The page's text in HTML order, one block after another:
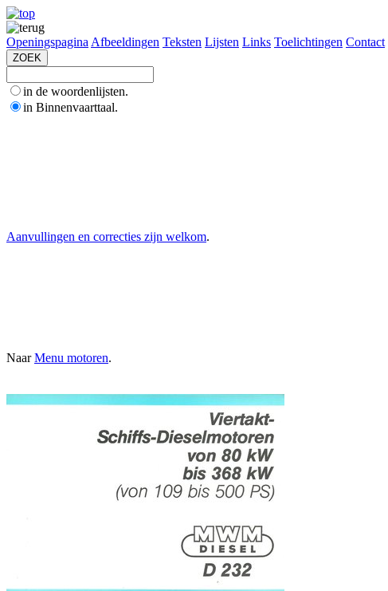
Openingspagina Afbeeldingen Teksten Lijsten Links Toelichtingen Contact
in de woordenlijsten.
in Binnenvaarttaal.
Aanvullingen en correcties zijn welkom.
NaarMenu motoren.